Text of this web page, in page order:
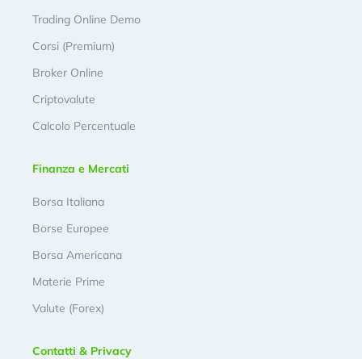
Trading Online Demo
Corsi (Premium)
Broker Online
Criptovalute
Calcolo Percentuale
Finanza e Mercati
Borsa Italiana
Borse Europee
Borsa Americana
Materie Prime
Valute (Forex)
Contatti & Privacy